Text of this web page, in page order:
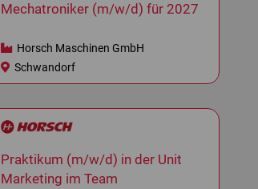
Mechatroniker (m/w/d) für 2027
Horsch Maschinen GmbH
Schwandorf
Praktikum (m/w/d) in der Unit
Marketing im Team